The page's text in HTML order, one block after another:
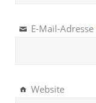
E-Mail-Adresse
Website